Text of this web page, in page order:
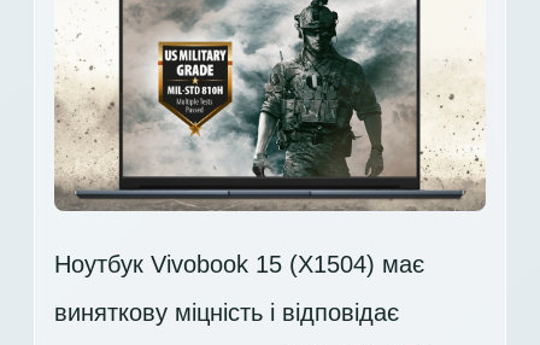
Ноутбук Vivobook 15 (X1504) має
виняткову міцність і відповідає